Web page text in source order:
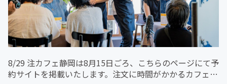
8/29 注カフェ静岡は8月15日ごろ、こちらのページにて予
約サイトを掲載いたします。注文に時間がかかるカフェ静